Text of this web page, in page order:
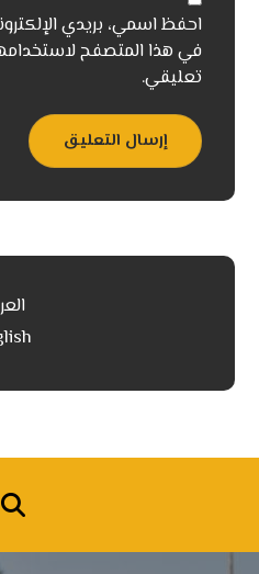
احفظ اسمي، بريدي
في هذا المتصفح
تعليقي.
إرسال التعليق